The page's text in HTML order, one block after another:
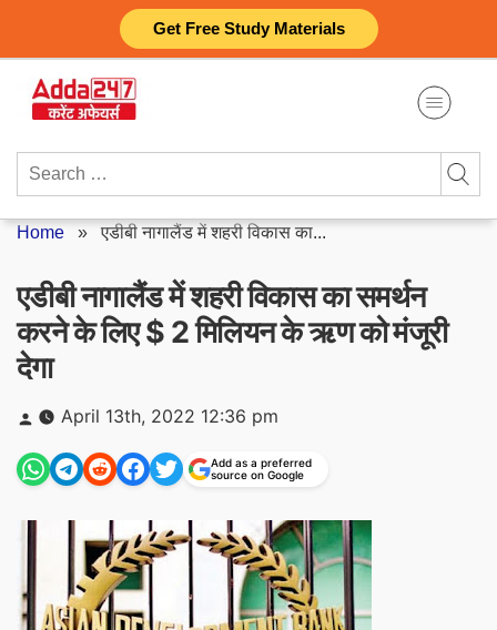
Get Free Study Materials
content
Search
Home »एडीबी नागालैंड में शहरी विकास का...
एडीबी नागालैंड में शहरी विकास का समर्थन
करने के लिए $ 2 मिलियन के ऋण को मंजूरी
देगा
Posted
by
April 13th, 2022 12:36 pm
Add as a preferred
source on Google